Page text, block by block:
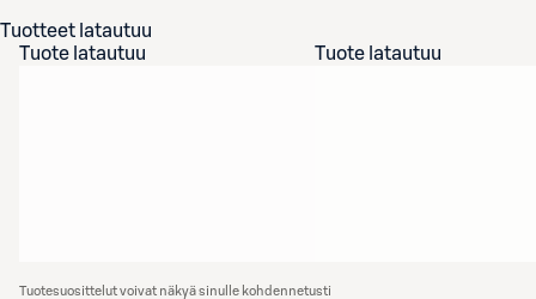
Tuotteet latautuu
Tuote latautuu
Tuote latautuu
Tuotesuosittelut voivat näkyä sinulle kohdennetusti